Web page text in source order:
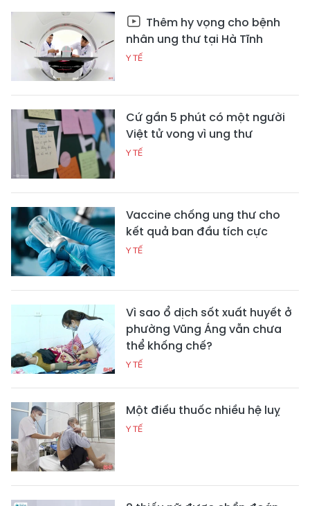
Thêm hy vọng cho bệnh
nhân ung thư tại Hà Tĩnh
Y TẾ
Cứ gần 5 phút có một người
Việt tử vong vì ung thư
Y TẾ
Vaccine chống ung thư cho
kết quả ban đầu tích cực
Y TẾ
Vì sao ổ dịch sốt xuất huyết ở
phường Vũng Áng vẫn chưa
thể khống chế?
Y TẾ
Một điếu thuốc nhiều hệ luỵ
Y TẾ